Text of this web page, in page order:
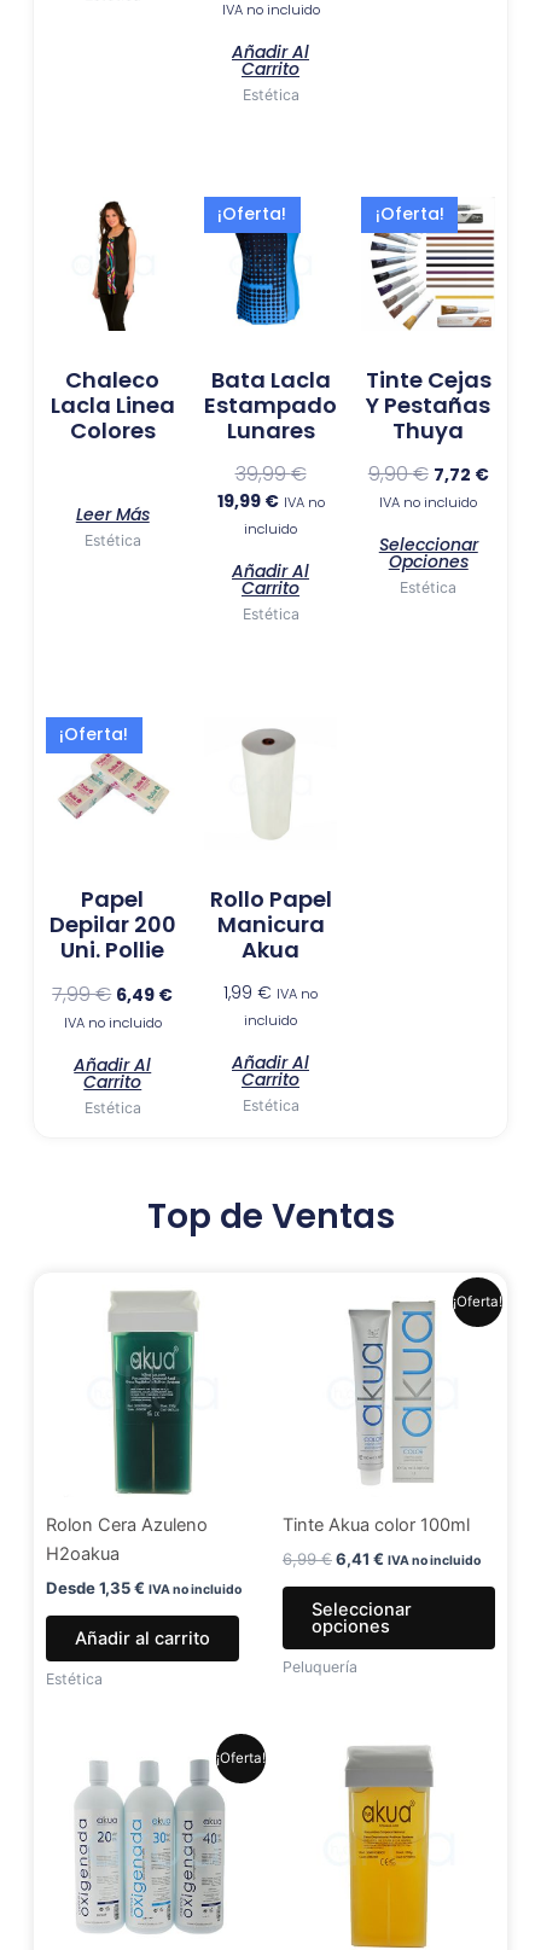
producto
IVA no incluido
Añadir Al
Carrito
Estética
Chaleco
Lacla Linea
Colores
Leer Más
Estética
¡Oferta!
Bata Lacla
Estampado
Lunares
39,99€
19,99 €
El
precio
actual
es:
19,99 €.
IVA no
incluido
Añadir Al
Carrito
Estética
¡Oferta!
Tinte Cejas
Y Pestañas
Thuya
9,90€
El
precio
original
era:
9,90 €.
7,72 €
es:
7,72 €.
IVA no incluido
Seleccionar
Opciones
Estética
¡Oferta!
Papel
Depilar 200
Uni. Pollie
7,99€
El
precio
original
era:
6,49 €
IVA no incluido
Añadir Al
Carrito
Estética
Rollo Papel
Manicura
Akua
1,99 € IVA no
incluido
Añadir Al
Carrito
Estética
Top de Ventas
Rolon Cera Azuleno
H2oakua
Desde1,35€ IVA no incluido
Añadir al carrito
Estética
¡Oferta!
Tinte Akua color 100ml
6,99€
precio
original
era:
6,99 €.
6,41 €
precio
actual
es:
6,41 €.
IVA no incluido
Seleccionar
opciones
Este
en
Peluquería
¡Oferta!
original
era:
5,99 €.
precio
actual
4,99 €.
Este
producto